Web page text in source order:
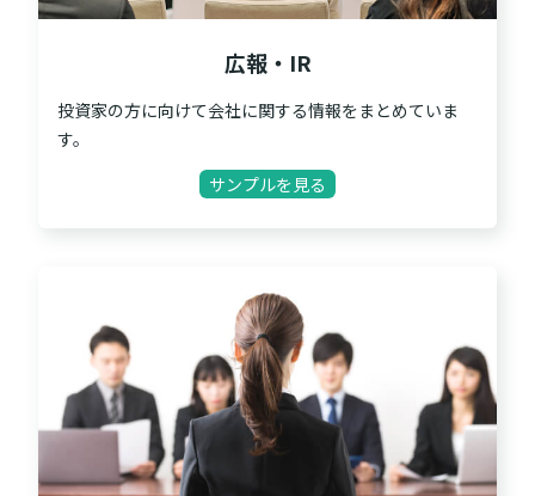
広報・IR
投資家の方に向けて会社に関する情報をまとめていま
す。
サンプルを見る